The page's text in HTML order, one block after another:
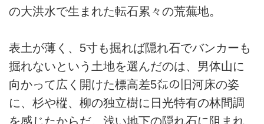
の大洪水で生まれた転石累々の荒蕪地。
表土が薄く、5寸も掘れば隠れ石でバンカーも
掘れないという土地を選んだのは、男体山に
向かって広く開けた標高差5㍍の旧河床の姿
に、杉や樅、柳の独立樹に日光特有の林間調
を感じたからだ。浅い地下の隠れ石に阻まれ